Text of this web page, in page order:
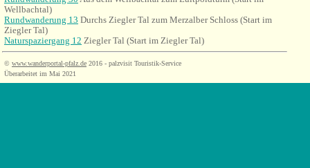
Wellbachtal)
Rundwanderung 13 Durchs Ziegler Tal zum Merzalber Schloss (Start im
Ziegler Tal)
Naturspaziergang 12 Ziegler Tal (Start im Ziegler Tal)
© www.wanderportal-pfalz.de 2016 - palzvisit Touristik-Service
Überarbeitet im Mai 2021